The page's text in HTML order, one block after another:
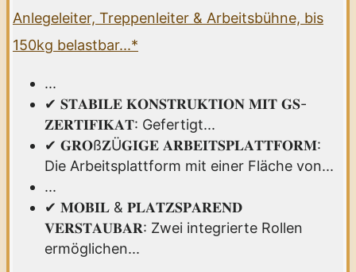
Anlegeleiter, Treppenleiter & Arbeitsbühne, bis
150kg belastbar...*
...
✔ 𝐒𝐓𝐀𝐁𝐈𝐋𝐄 𝐊𝐎𝐍𝐒𝐓𝐑𝐔𝐊𝐓𝐈𝐎𝐍 𝐌𝐈𝐓 𝐆𝐒-
𝐙𝐄𝐑𝐓𝐈𝐅𝐈𝐊𝐀𝐓: Gefertigt...
✔ 𝐆𝐑𝐎ß𝐙Ü𝐆𝐈𝐆𝐄 𝐀𝐑𝐁𝐄𝐈𝐓𝐒𝐏𝐋𝐀𝐓𝐓𝐅𝐎𝐑𝐌:
Die Arbeitsplattform mit einer Fläche von...
...
✔ 𝐌𝐎𝐁𝐈𝐋 & 𝐏𝐋𝐀𝐓𝐙𝐒𝐏𝐀𝐑𝐄𝐍𝐃
𝐕𝐄𝐑𝐒𝐓𝐀𝐔𝐁𝐀𝐑: Zwei integrierte Rollen
ermöglichen...